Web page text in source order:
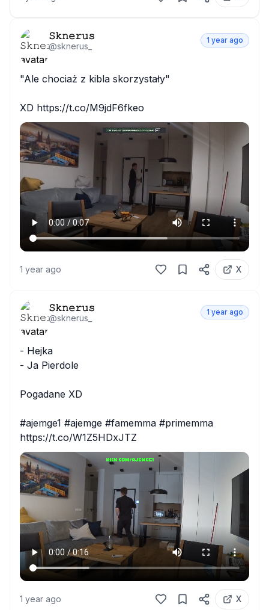
𝚂𝚔𝚗𝚎𝚛𝚞𝚜
@sknerus_
1 year ago
"Ale chociaż z kibla skorzystały"
XD https://t.co/M9jdF6fkeo
1 year ago X
𝚂𝚔𝚗𝚎𝚛𝚞𝚜
@sknerus_
1 year ago
- Hejka
- Ja Pierdole
Pogadane XD
#ajemge1 #ajemge #famemma #primemma
https://t.co/W1Z5HDxJTZ
1 year ago X